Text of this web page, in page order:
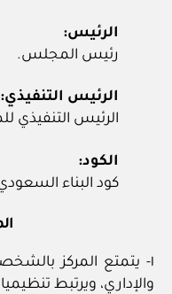
الرئيس:
رئيس المجلس.
الرئيس التنفيذي:
الرئيس التنفيذي
الكود:
كود البناء
١‏- يتمتع المركز
والإداري، ويرتبط تنظيميا